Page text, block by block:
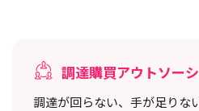
調達購買アウトソー
調達が回らない、手が足りな